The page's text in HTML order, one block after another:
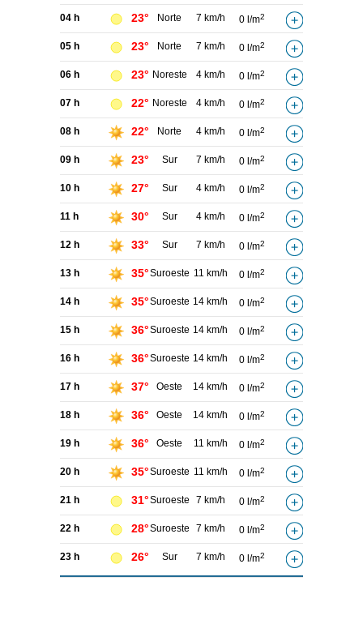
04 h 23° Norte 7 km/h 0 l/m2
05 h 23° Norte 7 km/h 0 l/m2
06 h 23° Noreste 4 km/h 0 l/m2
07 h 22° Noreste 4 km/h 0 l/m2
08 h 22° Norte 4 km/h 0 l/m2
09 h 23° Sur 7 km/h 0 l/m2
10 h 27° Sur 4 km/h 0 l/m2
11 h 30° Sur 4 km/h 0 l/m2
12 h 33° Sur 7 km/h 0 l/m2
13 h 35°Suroeste 11 km/h 0 l/m2
14 h 35°Suroeste 14 km/h 0 l/m2
15 h 36°Suroeste 14 km/h 0 l/m2
16 h 36°Suroeste 14 km/h 0 l/m2
17 h 37° Oeste 14 km/h 0 l/m2
18 h 36° Oeste 14 km/h 0 l/m2
19 h 36° Oeste 11 km/h 0 l/m2
20 h 35°Suroeste 11 km/h 0 l/m2
21 h 31°Suroeste 7 km/h 0 l/m2
22 h 28°Suroeste 7 km/h 0 l/m2
23 h 26° Sur 7 km/h 0 l/m2